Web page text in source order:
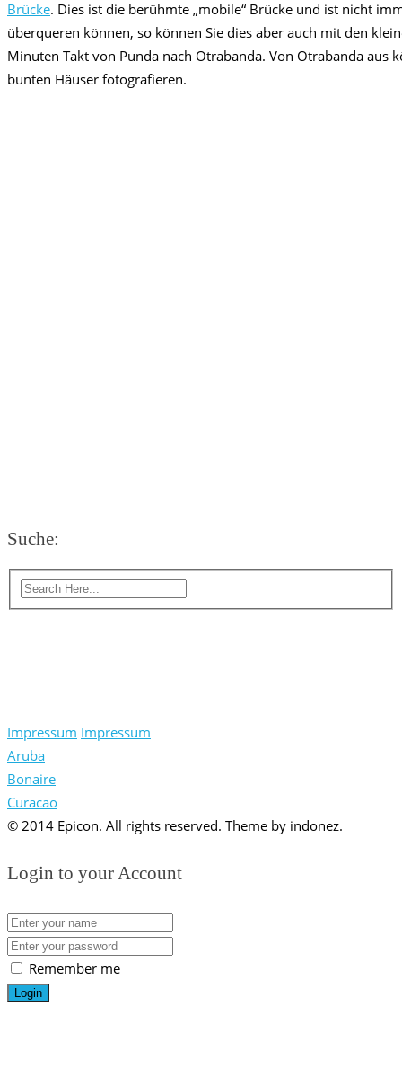
Brücke. Dies ist die berühmte „mobile“ Brücke und ist nicht
überqueren können, so können Sie dies aber auch mit den
Minuten Takt von Punda nach Otrabanda. Von Otrabanda aus
bunten Häuser fotografieren.
Suche:
Impressum Impressum
Aruba
Bonaire
Curacao
© 2014 Epicon. All rights reserved. Theme by indonez.
Login to your Account
Remember me
Login